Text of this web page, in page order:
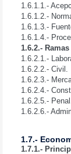
1.6.1.1.-
1.6.1.2.-
1.6.1.3.-
1.6.1.4.-
1.6.2.-
1.6.2.1.-
1.6.2.2.- Civil.
1.6.2.3.-
1.6.2.4.-
1.6.2.5.- Penal.
1.6.2.6.-
1.7.-
1.7.1.-